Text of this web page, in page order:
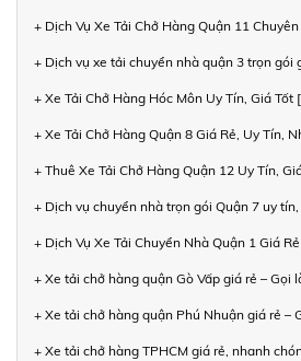
+ Dịch Vụ Xe Tải Chở Hàng Quận 11
+ Dịch vụ xe tải chuyển nhà quận 3 trọn gói
+ Xe Tải Chở Hàng Hóc Môn Uy Tín, Giá Tốt
+ Xe Tải Chở Hàng Quận 8 Giá Rẻ, Uy Tín,
+ Thuê Xe Tải Chở Hàng Quận 12 Uy Tín,
+ Dịch vụ chuyển nhà trọn gói Quận 7 uy
+ Dịch Vụ Xe Tải Chuyển Nhà Quận 1 Giá
+ Xe tải chở hàng quận Gò Vấp giá rẻ – Gọi
+ Xe tải chở hàng quận Phú Nhuận giá rẻ –
+ Xe tải chở hàng TPHCM giá rẻ, nhanh